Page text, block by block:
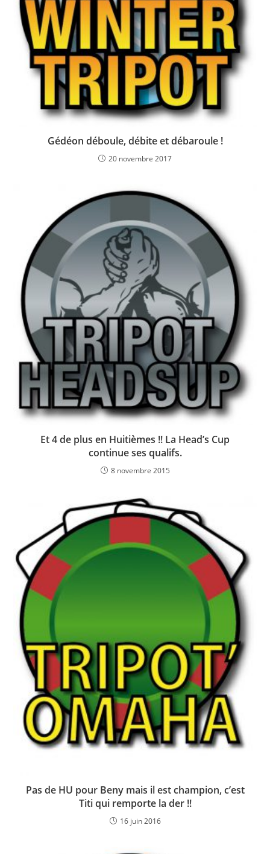
Gédéon déboule, débite et débaroule !
20 novembre 2017
Et 4 de plus en Huitièmes !! La Head’s Cup
continue ses qualifs.
8 novembre 2015
Pas de HU pour Beny mais il est champion, c’est
Titi qui remporte la der !!
16 juin 2016